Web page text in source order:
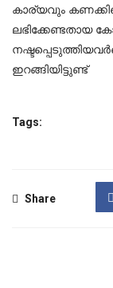
കാര്യവും
ലഭിക്കേണ്ടതായ
ഇറങ്ങിയിട്ടുണ്ട്
Tags:
Share